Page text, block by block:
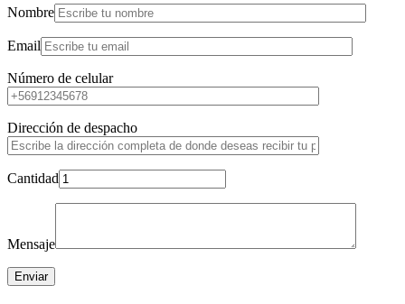
Nombre
Email
Número de celular
Dirección de despacho
Cantidad
Mensaje